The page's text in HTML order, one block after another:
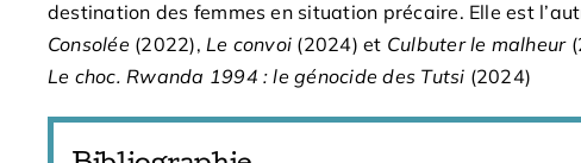
destination des femmes en situation précaire. Elle est
Consolée (2022),Le convoi (2024) et Culbuter le malheur
Le choc. Rwanda 1994 : le génocide des Tutsi (2024)